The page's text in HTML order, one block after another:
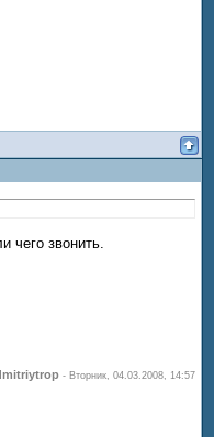
чего звонить.
- Вторник, 04.03.2008, 14:57